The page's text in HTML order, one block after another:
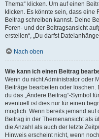
Thema“ klicken. Um auf einen
klicken. Es könnte sein, dass eine
Beitrag schreiben kannst. Deine
Foren- und der Beitragsansicht
erstellen“, „Du darfst
Nach oben
Wie kann ich einen Beitrag
Wenn du nicht Administrator oder
Beiträge bearbeiten oder
du das „Ändere Beitrag“-Symbol
eventuell ist dies nur für einen
möglich. Wenn bereits jemand
Beitrag in der Themenansicht als
die Anzahl als auch der letzte
Hinweis erscheint nicht, wenn